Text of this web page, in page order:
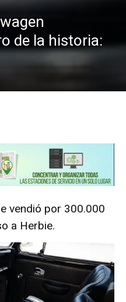
de la historia:
vendió por 300.000
a Herbie.